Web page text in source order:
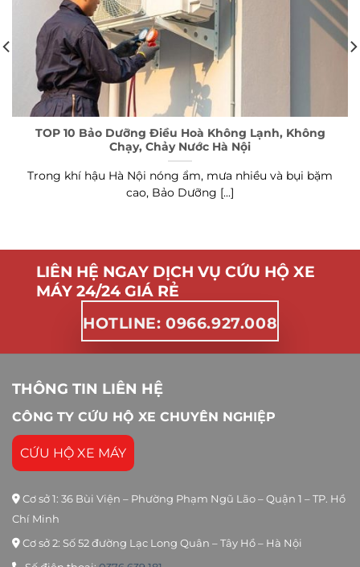
TOP 10 Bảo Dưỡng Điều Hoà Không Lạnh, Không
Chạy, Chảy Nước Hà Nội
Trong khí hậu Hà Nội nóng ẩm, mưa nhiều và bụi bặm
cao, Bảo Dưỡng [...]
LIÊN HỆ NGAY DỊCH VỤ CỨU HỘ XE
MÁY 24/24 GIÁ RẺ
HOTLINE: 0966.927.008
THÔNG TIN LIÊN HỆ
CÔNG TY CỨU HỘ XE CHUYÊN NGHIỆP
CỨU HỘ XE MÁY
Cơ sở 1: 36 Bùi Viện – Phường Phạm Ngũ Lão – Quận 1 – TP. Hồ
Chí Minh
Cơ sở 2: Số 52 đường Lạc Long Quân – Tây Hồ – Hà Nội